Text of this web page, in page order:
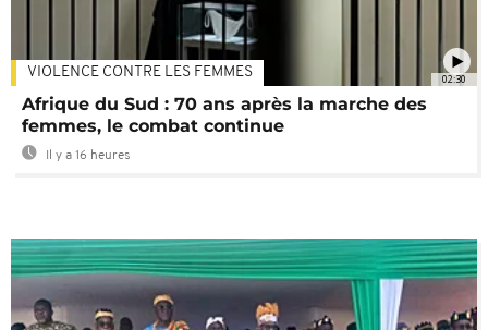
02:30
VIOLENCE CONTRE LES FEMMES
Afrique du Sud : 70 ans après la marche des
femmes, le combat continue
Il y a 16 heures